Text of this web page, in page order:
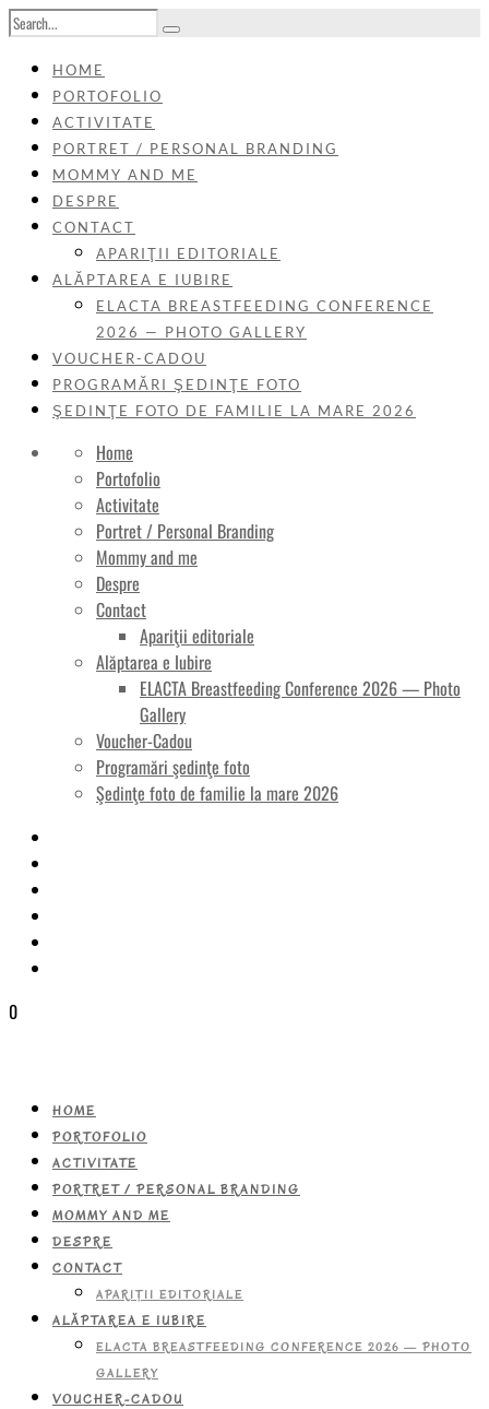
HOME
PORTOFOLIO
ACTIVITATE
PORTRET / PERSONAL BRANDING
MOMMY AND ME
DESPRE
CONTACT
APARIŢII EDITORIALE
ALĂPTAREA E IUBIRE
ELACTA BREASTFEEDING CONFERENCE
2026 — PHOTO GALLERY
VOUCHER-CADOU
PROGRAMĂRI ŞEDINŢE FOTO
ŞEDINŢE FOTO DE FAMILIE LA MARE 2026
Home
Portofolio
Activitate
Portret / Personal Branding
Mommy and me
Despre
Contact
Apariţii editoriale
Alăptarea e Iubire
ELACTA Breastfeeding Conference 2026 — Photo
Gallery
Voucher-Cadou
Programări şedinţe foto
Şedinţe foto de familie la mare 2026
0
HOME
PORTOFOLIO
ACTIVITATE
PORTRET / PERSONAL BRANDING
MOMMY AND ME
DESPRE
CONTACT
APARIŢII EDITORIALE
ALĂPTAREA E IUBIRE
ELACTA BREASTFEEDING CONFERENCE 2026 — PHOTO
GALLERY
VOUCHER-CADOU